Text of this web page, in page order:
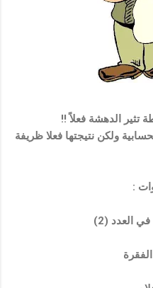
تثير الدهشة فعلاً !!
ولكن نتيجتها فعلا ظريفة
: